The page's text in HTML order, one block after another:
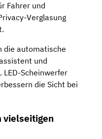
Fahrer und
Verglasung
die automatische
und
LED-Scheinwerfer
die Sicht bei
vielseitigen